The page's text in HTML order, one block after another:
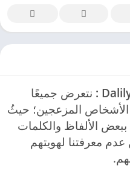
: نتعرض جميعًا
المزعجين؛ حيثُ
ببعض الألفاظ والكلمات
عدم معرفتنا لهويتهم